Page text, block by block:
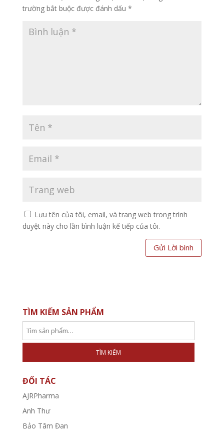
trường bắt buộc được đánh dấu *
Lưu tên của tôi, email, và trang web trong trình
duyệt này cho lần bình luận kế tiếp của tôi.
TÌM KIẾM SẢN PHẨM
TÌM KIẾM
ĐỐI TÁC
AJRPharma
Anh Thư
Bảo Tâm Đan